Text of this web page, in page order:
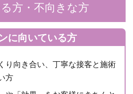
方・不向きな方
に向いている方
り向き合い、丁寧な接客と施術
方